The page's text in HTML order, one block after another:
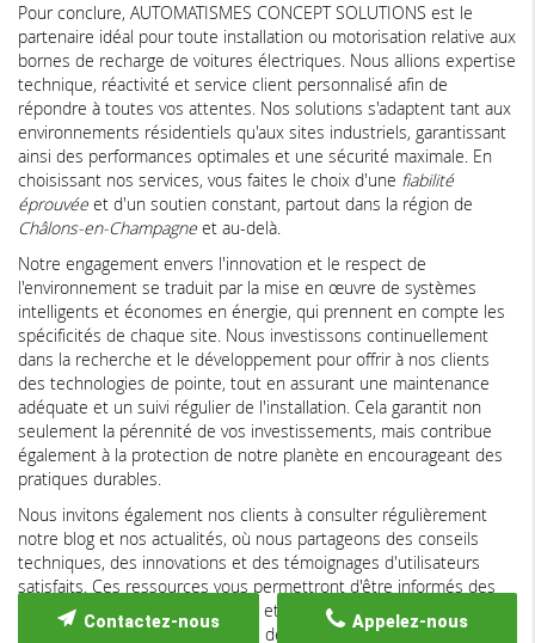
Pour conclure, AUTOMATISMES CONCEPT SOLUTIONS est le
partenaire idéal pour toute installation ou motorisation relative aux
bornes de recharge de voitures électriques. Nous allions expertise
technique, réactivité et service client personnalisé afin de
répondre à toutes vos attentes. Nos solutions s'adaptent tant aux
environnements résidentiels qu'aux sites industriels, garantissant
ainsi des performances optimales et une sécurité maximale. En
choisissant nos services, vous faites le choix d'une fiabilité
éprouvée et d'un soutien constant, partout dans la région de
Châlons-en-Champagne et au-delà.
Notre engagement envers l'innovation et le respect de
l'environnement se traduit par la mise en œuvre de systèmes
intelligents et économes en énergie, qui prennent en compte les
spécificités de chaque site. Nous investissons continuellement
dans la recherche et le développement pour offrir à nos clients
des technologies de pointe, tout en assurant une maintenance
adéquate et un suivi régulier de l'installation. Cela garantit non
seulement la pérennité de vos investissements, mais contribue
également à la protection de notre planète en encourageant des
pratiques durables.
Nous invitons également nos clients à consulter régulièrement
notre blog et nos actualités, où nous partageons des conseils
techniques, des innovations et des témoignages d'utilisateurs
satisfaits. Ces ressources vous permettront d'être informés des
dernières tendances du secteur et de découvrir comment
optimiser l'usage de votre borne de recharge pour une expérience
Appelez-nous
Contactez-nous